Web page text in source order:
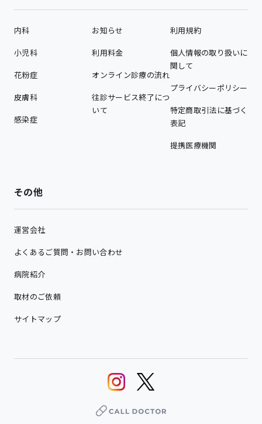
内科
小児科
花粉症
皮膚科
感染症
お知らせ
利用料金
オンライン診療の流れ
往診サービス終了につ
いて
利用規約
個人情報の取り扱いに
関して
プライバシーポリシー
特定商取引法に基づく
表記
提携医療機関
その他
運営会社
よくあるご質問・お問い合わせ
病院紹介
取材のご依頼
サイトマップ